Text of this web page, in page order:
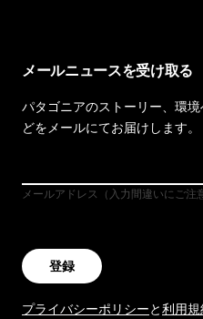
メールニュースを受け取る
パタゴニアのストーリー、環
どをメールにてお届けします。
メールアドレス（入力間違いにご注
登録
プライバシーポリシーと利用規